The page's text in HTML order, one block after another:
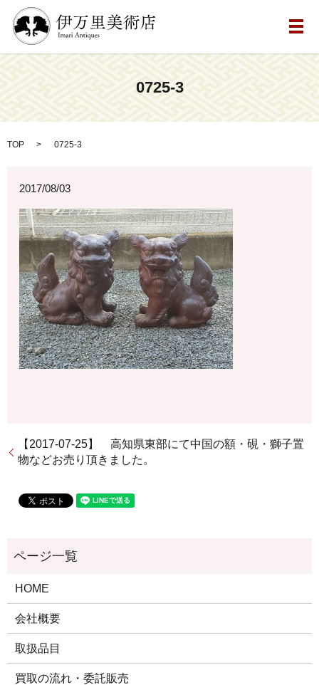
メ
0725-3
TOP 0725-3
2017/08/03
【2017-07-25】 高知県東部にて中国の額・硯・獅子置
物などお売り頂きました。
HOME
会社概要
取扱品目
買取の流れ・委託販売